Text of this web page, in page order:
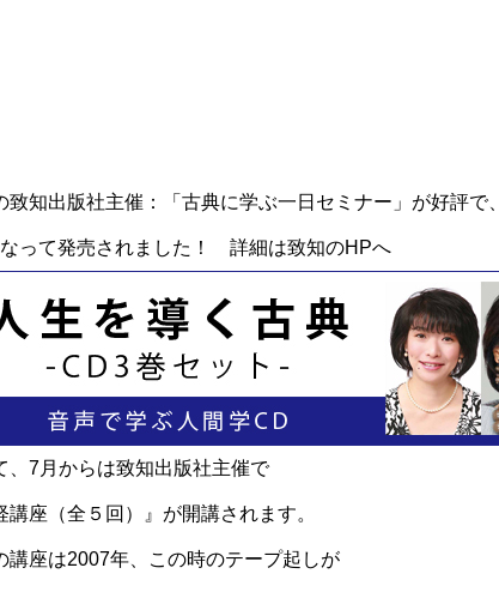
致知出版社主催：「古典に学ぶ一日セミナー」が好評で、
って発売されました！ 詳細は致知のHPへ
、7月からは致知出版社主催で
講座（全５回）』が開講されます。
講座は2007年、この時のテープ起しが